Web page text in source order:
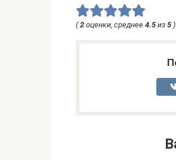
(2 оценки, среднее 4.5 из 5 )